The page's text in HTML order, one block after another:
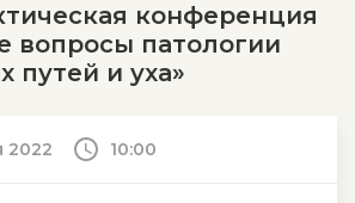
конференция
вопросы патологии
путей и уха»
2022 10:00